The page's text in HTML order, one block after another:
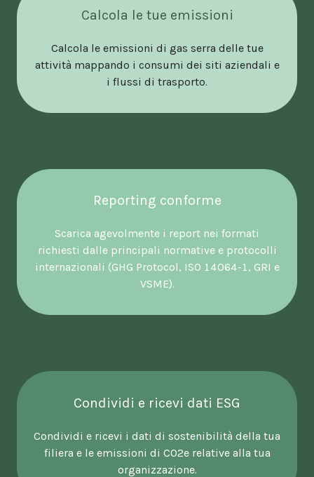
Calcola le tue emissioni
Calcola le emissioni di gas serra delle tue
attività mappando i consumi dei siti aziendali e
i flussi di trasporto.
Reporting conforme
Scarica agevolmente i report nei formati
richiesti dalle principali normative e protocolli
internazionali (GHG Protocol, ISO 14064-1, GRI e
VSME).
Condividi e ricevi dati ESG
Condividi e ricevi i dati di sostenibilità della tua
filiera e le emissioni di CO2e relative alla tua
organizzazione.